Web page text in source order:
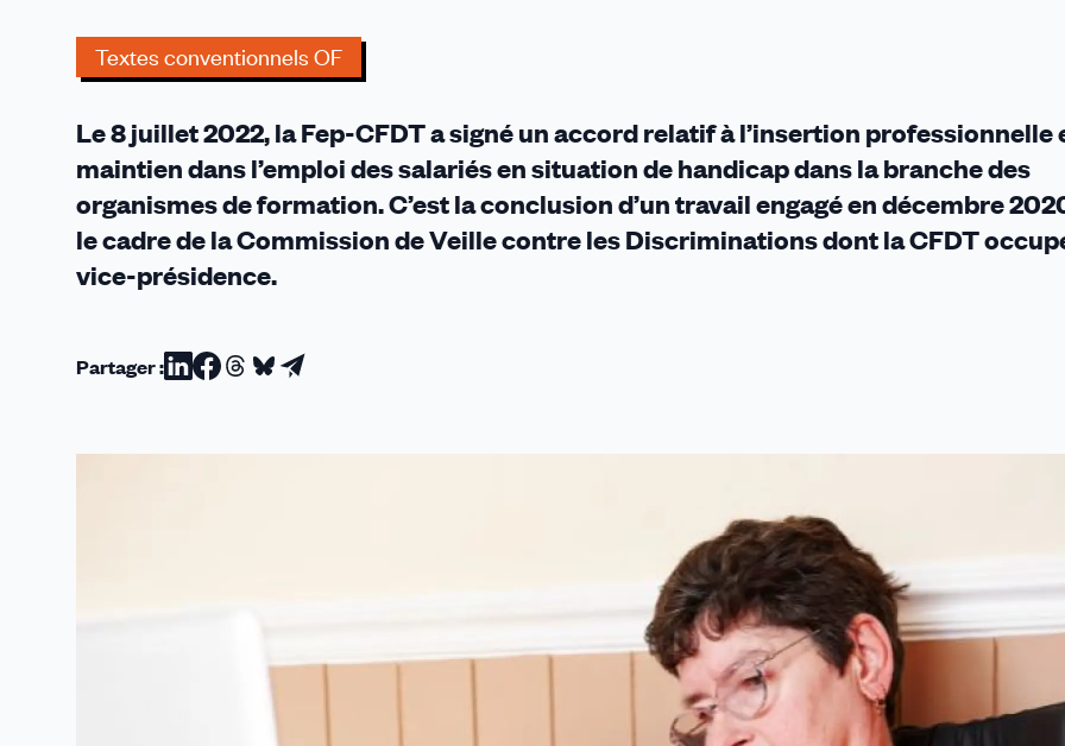
Textes conventionnels OF
Le 8 juillet 2022, la Fep-CFDT a signé un accord relatif à l’insertion professionnelle
maintien dans l’emploi des salariés en situation de handicap dans la branche des
organismes de formation. C’est la conclusion d’un travail engagé en décembre
le cadre de la Commission de Veille contre les Discriminations dont la CFDT
vice-présidence.
Partager :Partager
Linkedin
Partager
Facebook
Partager
Threads
Partager
Bluesky
Partager
email